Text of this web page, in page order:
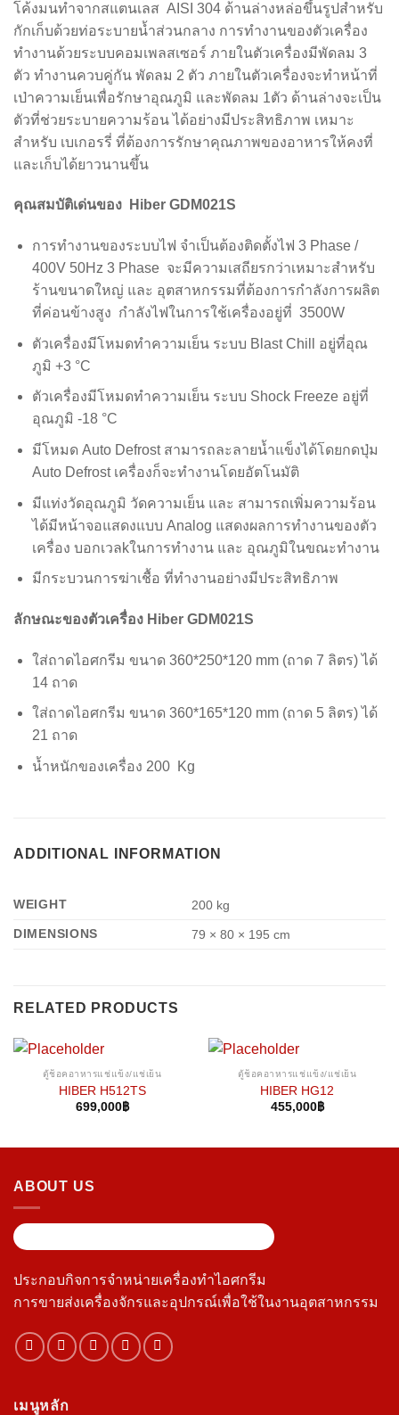
โค้งมนทำจากสแตนเลส AISI 304 ด้านล่างหล่อขึ้นรูปสำหรับ
กักเก็บด้วยท่อระบายน้ำส่วนกลาง การทำงานของตัวเครื่อง
ทำงานด้วยระบบคอมเพลสเซอร์ ภายในตัวเครื่องมีพัดลม 3
ตัว ทำงานควบคู่กัน พัดลม 2 ตัว ภายในตัวเครื่องจะทำหน้าที่
เป่าความเย็นเพื่อรักษาอุณภูมิ และพัดลม 1ตัว ด้านล่างจะเป็น
ตัวที่ช่วยระบายความร้อน ได้อย่างมีประสิทธิภาพ เหมาะ
สำหรับ เบเกอรรี่ ที่ต้องการรักษาคุณภาพของอาหารให้คงที่
และเก็บได้ยาวนานขึ้น
คุณสมบัติเด่นของ Hiber GDM021S
การทำงานของระบบไฟ จำเป็นต้องติดตั้งไฟ 3 Phase /
400V 50Hz 3 Phase จะมีความเสถียรกว่าเหมาะสำหรับ
ร้านขนาดใหญ่ และ อุตสาหกรรมที่ต้องการกำลังการผลิต
ที่ค่อนข้างสูง กำลังไฟในการใช้เครื่องอยู่ที่ 3500W
ตัวเครื่องมีโหมดทำความเย็น ระบบ Blast Chill อยู่ที่อุณ
ภูมิ +3 °C
ตัวเครื่องมีโหมดทำความเย็น ระบบ Shock Freeze อยู่ที่
อุณภูมิ -18 °C
มีโหมด Auto Defrost สามารถละลายน้ำแข็งได้โดยกดปุ่ม
Auto Defrost เครื่องก็จะทำงานโดยอัตโนมัติ
มีแท่งวัดอุณภูมิ วัดความเย็น และ สามารถเพิ่มความร้อน
ได้มีหน้าจอแสดงแบบ Analog แสดงผลการทำงานของตัว
เครื่อง บอกเวลkในการทำงาน และ อุณภูมิในขณะทำงาน
มีกระบวนการฆ่าเชื้อ ที่ทำงานอย่างมีประสิทธิภาพ
ลักษณะของตัวเครื่อง Hiber GDM021S
ใส่ถาดไอศกรีม ขนาด 360*250*120 mm (ถาด 7 ลิตร) ได้
14 ถาด
ใส่ถาดไอศกรีม ขนาด 360*165*120 mm (ถาด 5 ลิตร) ได้
21 ถาด
น้ำหนักของเครื่อง 200 Kg
ADDITIONAL INFORMATION
WEIGHT
200 kg
DIMENSIONS
79 × 80 × 195 cm
RELATED PRODUCTS
ตู้ช็อคอาหารแช่แข็ง/แช่เย็น
HIBER H512TS
699,000฿
ตู้ช็อคอาหารแช่แข็ง/แช่เย็น
HIBER HG12
455,000฿
ABOUT US
ประกอบกิจการจำหน่ายเครื่องทำไอศกรีม
การขายส่งเครื่องจักรและอุปกรณ์เพื่อใช้ในงานอุตสาหกรรม
เมนูหลัก